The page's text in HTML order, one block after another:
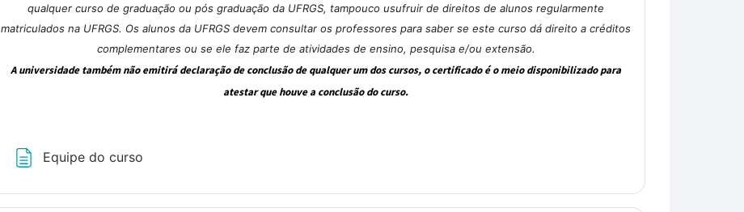
qualquer curso de graduação ou pós graduação da UFRGS, tampouco usufruir de direitos de alunos regularmente
matriculados na UFRGS. Os alunos da UFRGS devem consultar os professores para saber se este curso dá direito a créditos
complementares ou se ele faz parte de atividades de ensino, pesquisa e/ou extensão.
A universidade também não emitirá declaração de conclusão de qualquer um dos cursos, o certificado é o meio disponibilizado para
atestar que houve a conclusão do curso.
Equipe do curso